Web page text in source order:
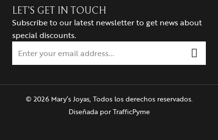
LET’S GET IN TOUCH
Subscribe to our latest newsletter to get news about
special discounts.
© 2026 Mary’s Joyas, Todos los derechos reservados.
Diseñada porTrafficPyme